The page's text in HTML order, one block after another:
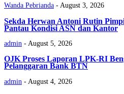
Wanda Pebrianda - August 3, 2026
Sekda Herwan Antoni Rutin
Pantau Kondisi ASN dan Kantor
admin - August 5, 2026
OJK Proses Laporan LPK-RI
Pelanggaran Bank BTN
admin - August 4, 2026